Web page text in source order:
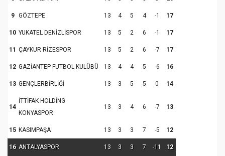
9 GÖZTEPE 13 4 5 4 -1 17
10 YUKATEL DENİZLİSPOR 13 5 2 6 -1 17
11 ÇAYKUR RİZESPOR 13 5 2 6 -7 17
12 GAZİANTEP FUTBOL KULÜBÜ 13 4 4 5 -6 16
13 GENÇLERBİRLİĞİ 13 3 5 5 0 14
14
İTTİFAK HOLDİNG
KONYASPOR
13 3 4 6 -7 13
15 KASIMPAŞA 13 3 3 7 -5 12
16 ANTALYASPOR 13 3 3 7 -11 12